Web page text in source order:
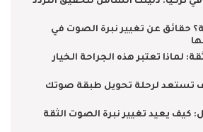
حقائق عن تغيير نبرة الصوت في
لماذا تعتبر هذه الجراحة الخيار
تستعد لرحلة تحويل طبقة صوتك
كيف يعيد تغيير نبرة الصوت الثقة